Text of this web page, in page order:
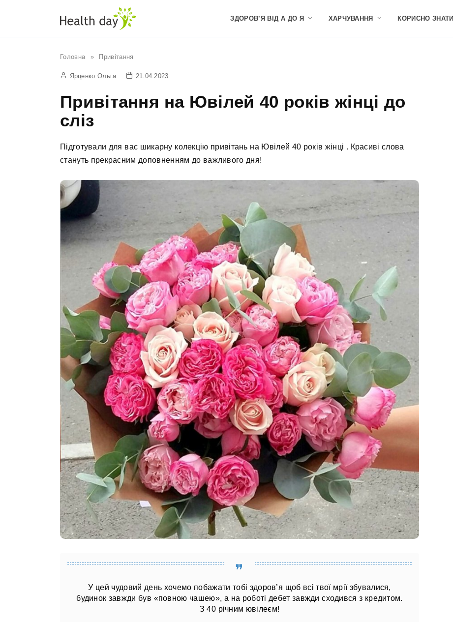
ЗДОРОВ’Я ВІД А ДО Я ХАРЧУВАННЯ КОРИСНО ЗНАТИ
Головна » Привітання
Ярценко Ольга 21.04.2023
Привітання на Ювілей 40 років жінці до
сліз
Підготували для вас шикарну колекцію привітань на Ювілей 40 років жінці . Красиві слова
стануть прекрасним доповненням до важливого дня!
У цей чудовий день хочемо побажати тобі здоров’я щоб всі твої мрії збувалися,
будинок завжди був «повною чашею», а на роботі дебет завжди сходився з кредитом.
З 40 річним ювілеєм!